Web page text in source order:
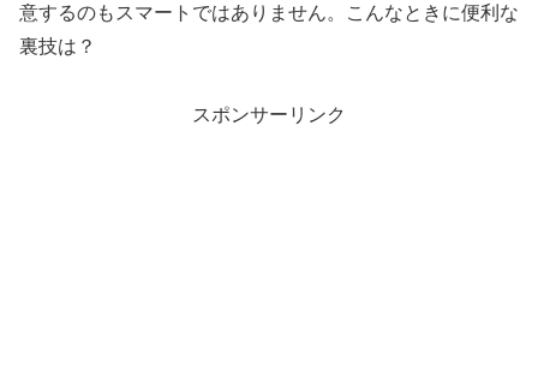
意するのもスマートではありません。こんなときに便利な
裏技は？
スポンサーリンク